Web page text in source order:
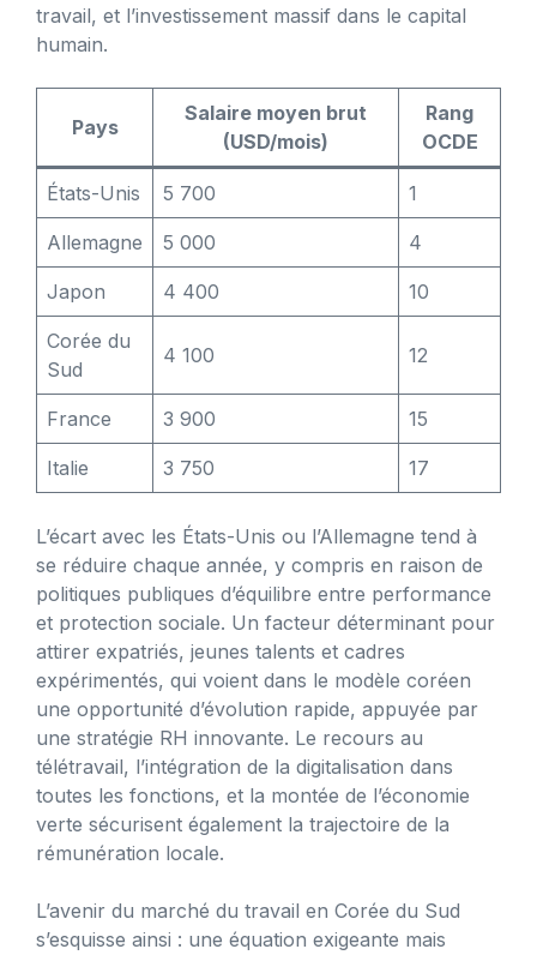
travail, et l’investissement massif dans le capital
humain.
Pays
Salaire moyen brut
(USD/mois)
Rang
OCDE
États-Unis 5 700 1
Allemagne 5 000 4
Japon 4 400 10
Corée du
Sud
4 100 12
France 3 900 15
Italie 3 750 17
L’écart avec les États-Unis ou l’Allemagne tend à
se réduire chaque année, y compris en raison de
politiques publiques d’équilibre entre performance
et protection sociale. Un facteur déterminant pour
attirer expatriés, jeunes talents et cadres
expérimentés, qui voient dans le modèle coréen
une opportunité d’évolution rapide, appuyée par
une stratégie RH innovante. Le recours au
télétravail, l’intégration de la digitalisation dans
toutes les fonctions, et la montée de l’économie
verte sécurisent également la trajectoire de la
rémunération locale.
L’avenir du marché du travail en Corée du Sud
s’esquisse ainsi : une équation exigeante mais